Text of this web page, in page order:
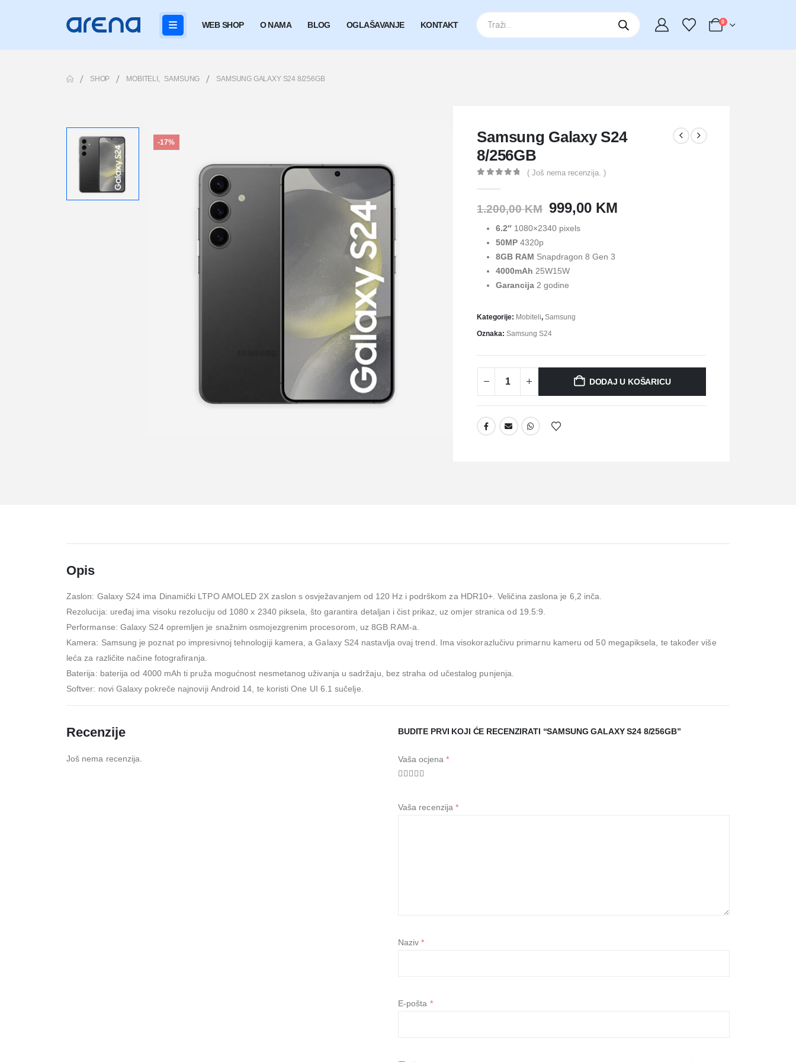
WEB SHOP O NAMA BLOG OGLAŠAVANJE KONTAKT
Products
search
0
SHOP MOBITELI , SAMSUNG SAMSUNG GALAXY S24 8/256GB
-17%
Samsung Galaxy S24
8/256GB
( Još nema recenzija. )
1.200,00KM Izvorna
cijena
bila
je:
1.200,00 KM.
999,00 KM
6.2″ 1080×2340 pixels
50MP4320p
8GB RAM Snapdragon 8 Gen 3
4000mAh 25W15W
Garancija 2 godine
Kategorije: Mobiteli,Samsung
Oznaka:Samsung S24
DODAJ U KOŠARICU
Opis
Zaslon: Galaxy S24 ima Dinamički LTPO AMOLED2X zaslon s osvježavanjem od 120 Hz i podrškom za HDR10+. Veličina zaslona je 6,2 inča.
Rezolucija: uređaj ima visoku rezoluciju od 1080 x 2340 piksela, što garantira detaljan i čist prikaz, uz omjer stranica od 19.5:9.
Performanse: Galaxy S24 opremljen je snažnim osmojezgrenim procesorom, uz 8GB RAM-a.
Kamera: Samsung je poznat po impresivnoj tehnologiji kamera, a Galaxy S24 nastavlja ovaj trend. Ima visokorazlučivu primarnu kameru od 50 megapiksela, te također više
leća za različite načine fotografiranja.
Baterija: baterija od 4000 mAh ti pruža mogućnost nesmetanog uživanja u sadržaju, bez straha od učestalog punjenja.
Softver: novi Galaxy pokreče najnoviji Android 14, te koristi One UI 6.1 sučelje.
Recenzije
Još nema recenzija.
BUDITE PRVI KOJI ĆE RECENZIRATI “SAMSUNG GALAXY S24 8/256GB”
Vaša ocjena *
Vaša recenzija*
Naziv*
E-pošta *